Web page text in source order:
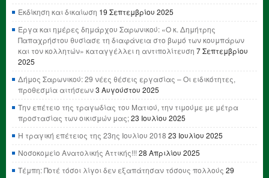
Εκδίκηση και δικαίωση 19 Σεπτεμβρίου 2025
Έργα και ημέρες δημάρχου Σαρωνικού: «Ο κ. Δημήτρης
Παπαχρήστου θυσίασε τη διαφάνεια στο βωμό των κουμπάρων
και τον κολλητών» καταγγέλλει η αντιπολίτευση 7 Σεπτεμβρίου
2025
Δήμος Σαρωνικού: 29 νέες θέσεις εργασίας – Οι ειδικότητες,
προθεσμία αιτήσεων3 Αυγούστου 2025
Την επέτειο της τραγωδίας του Ματιού, την τιμούμε με μέτρα
προστασίας των οικισμών μας;23 Ιουλίου 2025
Η τραγική επέτειος της 23ης Ιουλίου 2018 23 Ιουλίου 2025
Νοσοκομείο Ανατολικής Αττικής!!! 28 Απριλίου 2025
Τέμπη: Ποτέ τόσοι λίγοι δεν εξαπάτησαν τόσους πολλούς 29